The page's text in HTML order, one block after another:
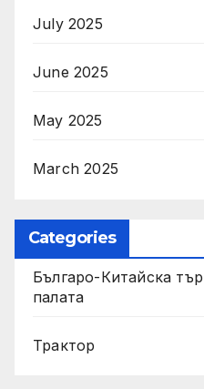
July 2025
June 2025
May 2025
March 2025
Categories
Българо-Китайска
палата
Трактор